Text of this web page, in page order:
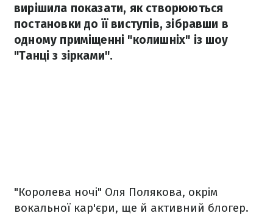
вирішила показати, як створюються
постановки до її виступів, зібравши в
одному приміщенні "колишніх" із шоу
"Танці з зірками".
"Королева ночі" Оля Полякова, окрім
вокальної кар'єри, ще й активний блогер.